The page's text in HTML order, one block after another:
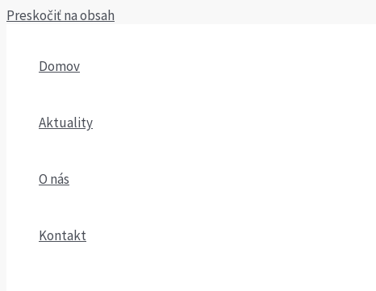
Preskočiť na obsah
Domov
Aktuality
O nás
Kontakt